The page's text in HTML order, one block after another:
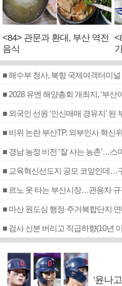
<84> 관문과 환대, 부산 역전
음식
■ 해수부 청사, 북항 국제여객터미
■ 2028 유엔 해양총회 개최지, ‘부산
■ 외국인 선원 ‘인신매매 경유지’
■ 비위 논란 부산TP, 외부인사 혁신
■ 경남 농정 비전 ‘잘 사는 농촌’…
■ 교육혁신선도지 공모 코앞인데…
■ 르노 못 타는 부산시장…관용차 규
■ 마산 원도심 행정·주거복합단지
‘윤나